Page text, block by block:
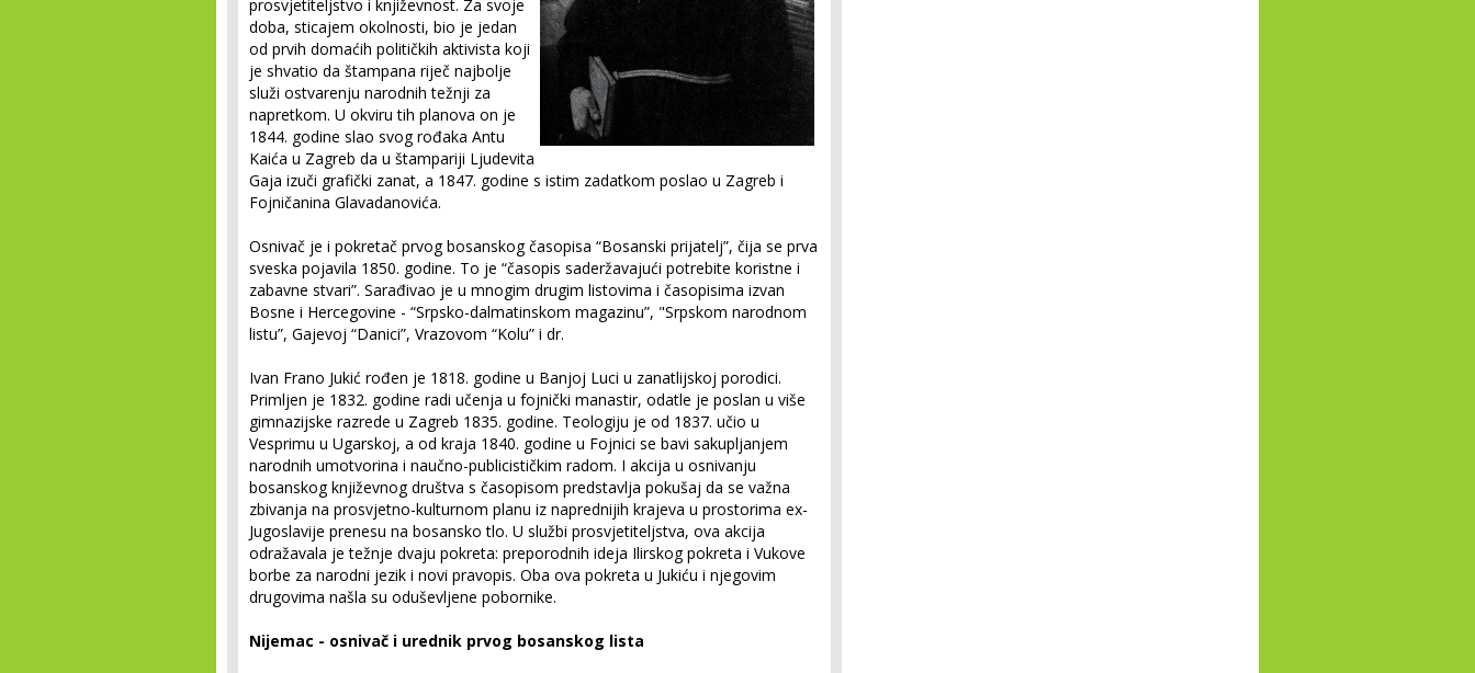
prosvjetiteljstvo i književnost. Za svoje
doba, sticajem okolnosti, bio je jedan
od prvih domaćih političkih aktivista koji
je shvatio da štampana riječ najbolje
služi ostvarenju narodnih težnji za
napretkom. U okviru tih planova on je
1844. godine slao svog rođaka Antu
Kaića u Zagreb da u štampariji Ljudevita
Gaja izuči grafički zanat, a 1847. godine s istim zadatkom poslao u Zagreb i
Fojničanina Glavadanovića.
Osnivač je i pokretač prvog bosanskog časopisa “Bosanski prijatelj”, čija se prva
sveska pojavila 1850. godine. To je “časopis saderžavajući potrebite koristne i
zabavne stvari”. Sarađivao je u mnogim drugim listovima i časopisima izvan
Bosne i Hercegovine - “Srpsko-dalmatinskom magazinu”, "Srpskom narodnom
listu”, Gajevoj “Danici”, Vrazovom “Kolu” i dr.
Ivan Frano Jukić rođen je 1818. godine u Banjoj Luci u zanatlijskoj porodici.
Primljen je 1832. godine radi učenja u fojnički manastir, odatle je poslan u više
gimnazijske razrede u Zagreb 1835. godine. Teologiju je od 1837. učio u
Vesprimu u Ugarskoj, a od kraja 1840. godine u Fojnici se bavi sakupljanjem
narodnih umotvorina i naučno-publicističkim radom. I akcija u osnivanju
bosanskog književnog društva s časopisom predstavlja pokušaj da se važna
zbivanja na prosvjetno-kulturnom planu iz naprednijih krajeva u prostorima ex-
Jugoslavije prenesu na bosansko tlo. U službi prosvjetiteljstva, ova akcija
odražavala je težnje dvaju pokreta: preporodnih ideja Ilirskog pokreta i Vukove
borbe za narodni jezik i novi pravopis. Oba ova pokreta u Jukiću i njegovim
drugovima našla su oduševljene pobornike.
Nijemac - osnivač i urednik prvog bosanskog lista